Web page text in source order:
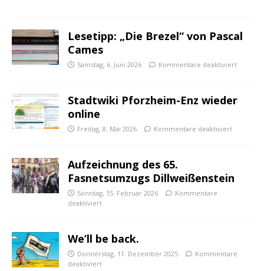
Lesetipp: „Die Brezel“ von Pascal
Cames
Samstag, 6. Juni 2026 Kommentare deaktiviert
Stadtwiki Pforzheim-Enz wieder
online
Freitag, 8. Mai 2026 Kommentare deaktiviert
Aufzeichnung des 65.
Fasnetsumzugs Dillweißenstein
Sonntag, 15. Februar 2026
Kommentare
deaktiviert
We’ll be back.
Donnerstag, 11. Dezember 2025
Kommentare
deaktiviert